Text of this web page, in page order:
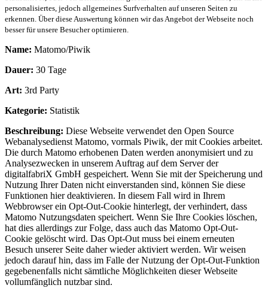
personalisiertes, jedoch allgemeines Surfverhalten auf unseren Seiten zu
erkennen. Über diese Auswertung können wir das Angebot der Webseite noch
besser für unsere Besucher optimieren.
Name: Matomo/Piwik
Dauer: 30 Tage
Art: 3rd Party
Kategorie: Statistik
Beschreibung: Diese Webseite verwendet den Open Source
Webanalysedienst Matomo, vormals Piwik, der mit Cookies arbeitet.
Die durch Matomo erhobenen Daten werden anonymisiert und zu
Analysezwecken in unserem Auftrag auf dem Server der
digitalfabriX GmbH gespeichert. Wenn Sie mit der Speicherung und
Nutzung Ihrer Daten nicht einverstanden sind, können Sie diese
Funktionen hier deaktivieren. In diesem Fall wird in Ihrem
Webbrowser ein Opt-Out-Cookie hinterlegt, der verhindert, dass
Matomo Nutzungsdaten speichert. Wenn Sie Ihre Cookies löschen,
hat dies allerdings zur Folge, dass auch das Matomo Opt-Out-
Cookie gelöscht wird. Das Opt-Out muss bei einem erneuten
Besuch unserer Seite daher wieder aktiviert werden. Wir weisen
jedoch darauf hin, dass im Falle der Nutzung der Opt-Out-Funktion
gegebenenfalls nicht sämtliche Möglichkeiten dieser Webseite
vollumfänglich nutzbar sind.